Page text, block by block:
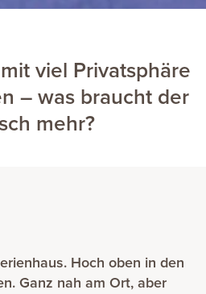
viel Privatsphäre
– was braucht der
mehr?
Hoch oben in den
Ganz nah am Ort, aber